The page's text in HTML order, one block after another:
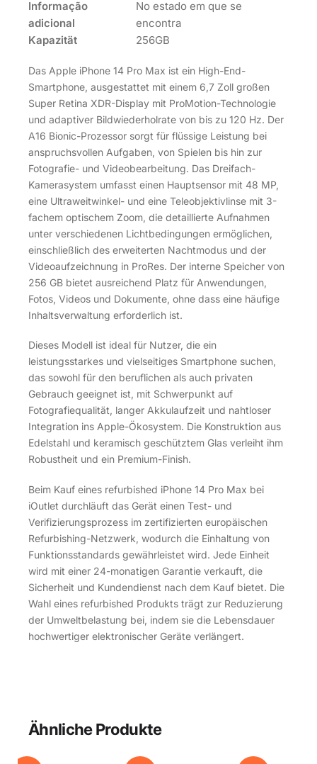
Informação
adicional
No estado em que se
encontra
Kapazität
256GB
Das Apple iPhone 14 Pro Max ist ein High-End-
Smartphone, ausgestattet mit einem 6,7 Zoll großen
Super Retina XDR-Display mit ProMotion-Technologie
und adaptiver Bildwiederholrate von bis zu 120 Hz. Der
A16 Bionic-Prozessor sorgt für flüssige Leistung bei
anspruchsvollen Aufgaben, von Spielen bis hin zur
Fotografie- und Videobearbeitung. Das Dreifach-
Kamerasystem umfasst einen Hauptsensor mit 48 MP,
eine Ultraweitwinkel- und eine Teleobjektivlinse mit 3-
fachem optischem Zoom, die detaillierte Aufnahmen
unter verschiedenen Lichtbedingungen ermöglichen,
einschließlich des erweiterten Nachtmodus und der
Videoaufzeichnung in ProRes. Der interne Speicher von
256 GB bietet ausreichend Platz für Anwendungen,
Fotos, Videos und Dokumente, ohne dass eine häufige
Inhaltsverwaltung erforderlich ist.
Dieses Modell ist ideal für Nutzer, die ein
leistungsstarkes und vielseitiges Smartphone suchen,
das sowohl für den beruflichen als auch privaten
Gebrauch geeignet ist, mit Schwerpunkt auf
Fotografiequalität, langer Akkulaufzeit und nahtloser
Integration ins Apple-Ökosystem. Die Konstruktion aus
Edelstahl und keramisch geschütztem Glas verleiht ihm
Robustheit und ein Premium-Finish.
Beim Kauf eines refurbished iPhone 14 Pro Max bei
iOutlet durchläuft das Gerät einen Test- und
Verifizierungsprozess im zertifizierten europäischen
Refurbishing-Netzwerk, wodurch die Einhaltung von
Funktionsstandards gewährleistet wird. Jede Einheit
wird mit einer 24-monatigen Garantie verkauft, die
Sicherheit und Kundendienst nach dem Kauf bietet. Die
Wahl eines refurbished Produkts trägt zur Reduzierung
der Umweltbelastung bei, indem sie die Lebensdauer
hochwertiger elektronischer Geräte verlängert.
Ähnliche Produkte